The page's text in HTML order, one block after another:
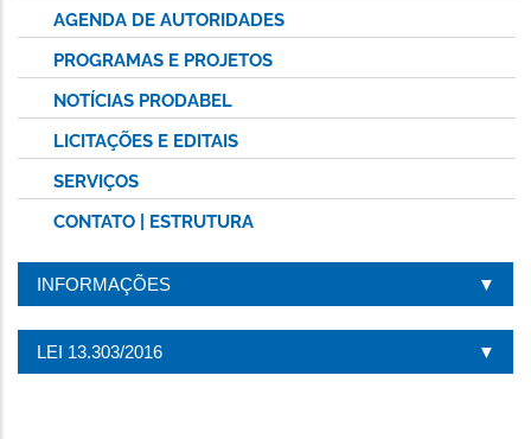
AGENDA DE AUTORIDADES
PROGRAMAS E PROJETOS
NOTÍCIAS PRODABEL
LICITAÇÕES E EDITAIS
SERVIÇOS
CONTATO | ESTRUTURA
INFORMAÇÕES
LEI 13.303/2016